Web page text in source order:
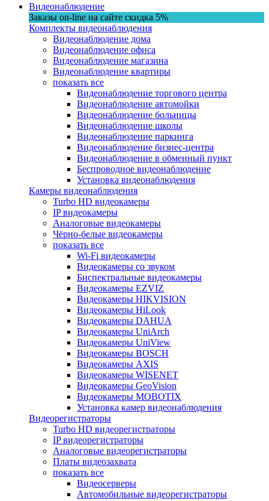
Видеонаблюдение
Заказы on-line на сaйте скидка 5%
Комплекты видеонаблюдения
Видеонаблюдение дома
Видеонаблюдение офиса
Видеонаблюдение магазина
Видеонаблюдение квартиры
показать все
Видеонаблюдение торгового центра
Видеонаблюдение автомойки
Видеонаблюдение больницы
Видеонаблюдение школы
Видеонаблюдение паркинга
Видеонаблюдение бизнес-центра
Видеонаблюдение в обменный пункт
Беспроводное видеонаблюдение
Установка видеонаблюдения
Камеры видеонаблюдения
Turbo HD видеокамеры
IP видеокамеры
Аналоговые видеокамеры
Чёрно-белые видеокамеры
показать все
Wi-Fi видеокамеры
Видеокамеры со звуком
Биспектральные видеокамеры
Видеокамеры EZVIZ
Видеокамеры HIKVISION
Видеокамеры HiLook
Видеокамеры DAHUA
Видеокамеры UniArch
Видеокамеры UniView
Видеокамеры BOSCH
Видеокамеры AXIS
Видеокамеры WISENET
Видеокамеры GeoVision
Видеокамеры MOBOTIX
Установка камер видеонаблюдения
Видеорегистраторы
Turbo HD видеорегистраторы
IP видеорегистраторы
Аналоговые видеорегистраторы
Платы видеозахвата
показать все
Видеосерверы
Автомобильные видеорегистраторы